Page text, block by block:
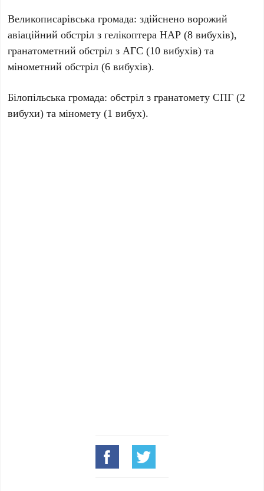
Великописарівська громада: здійснено ворожий
авіаційний обстріл з гелікоптера НАР (8 вибухів),
гранатометний обстріл з АГС (10 вибухів) та
мінометний обстріл (6 вибухів).
Білопільська громада: обстріл з гранатомету СПГ (2
вибухи) та міномету (1 вибух).